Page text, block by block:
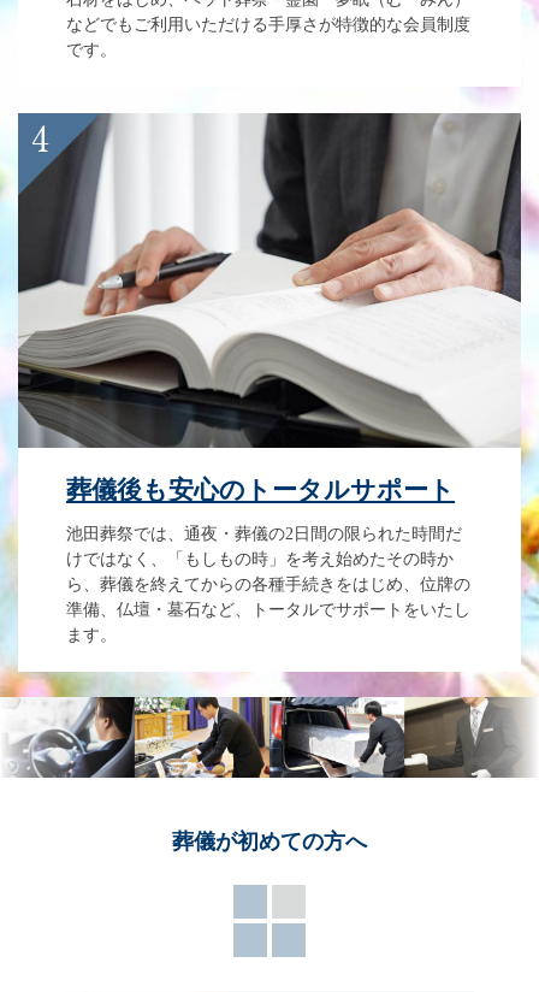
などでもご利用いただける手厚さが特徴的な会員制度
です。
葬儀後も安心のトータルサポート
池田葬祭では、通夜・葬儀の2日間の限られた時間だ
けではなく、「もしもの時」を考え始めたその時か
ら、葬儀を終えてからの各種手続きをはじめ、位牌の
準備、仏壇・墓石など、トータルでサポートをいたし
ます。
葬儀が初めての方へ